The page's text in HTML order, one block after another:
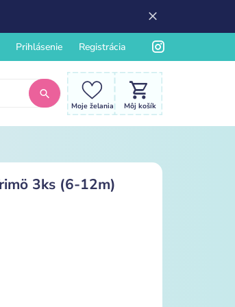
Prihlásenie Registrácia
Moje želania Môj košík
3ks (6-12m)